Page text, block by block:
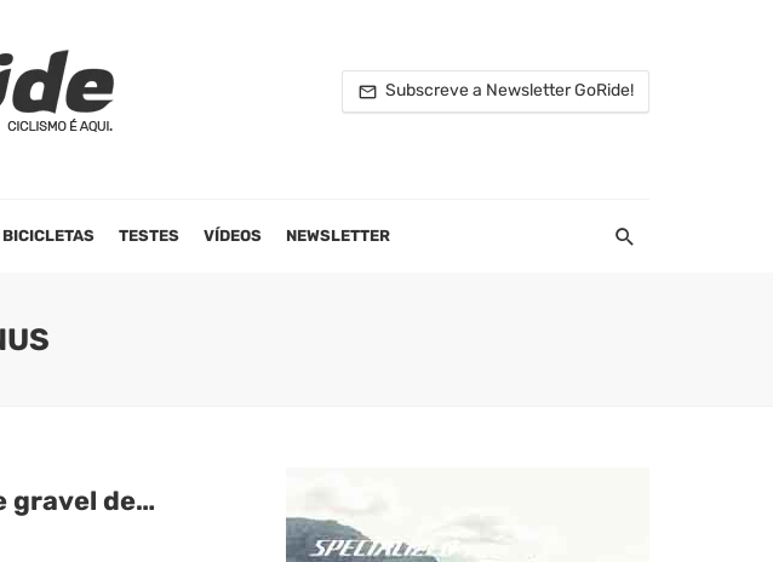
Subscreve a Newsletter GoRide!
BICICLETAS TESTES VÍDEOS NEWSLETTER
gravel de…